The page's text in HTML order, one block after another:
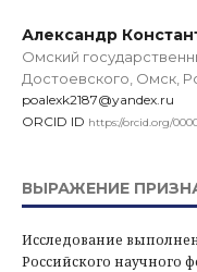
Александр
Омский
Достоевского, Омск,
poalexk2187@yandex.ru
ORCID ID https://orcid.org/
ВЫРАЖЕНИЕ
Исследование
Российского научного